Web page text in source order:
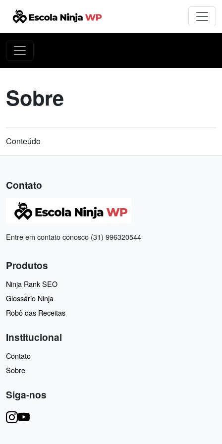
Sobre
Conteúdo
Contato
Entre em contato conosco (31) 996320544
Produtos
Ninja Rank SEO
Glossário Ninja
Robô das Receitas
Institucional
Contato
Sobre
Siga-nos